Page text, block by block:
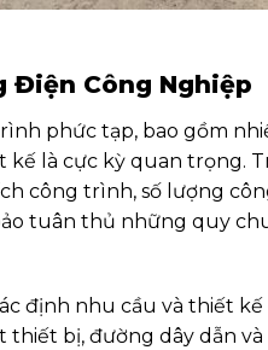
Điện Công Nghiệp
phức tạp, bao gồm
là cực kỳ quan trọng.
công trình, số lượng
tuân thủ những quy
định nhu cầu và thiết kế
bị, đường dây dẫn